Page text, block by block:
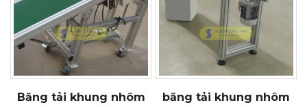
Băng tải khung nhôm băng tải khung nhôm